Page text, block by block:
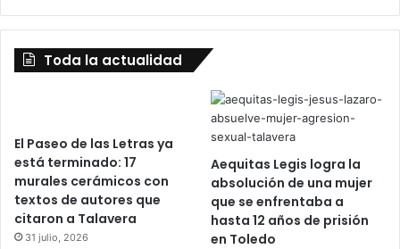
Toda la actualidad
El Paseo de las Letras ya
está terminado: 17
murales cerámicos con
textos de autores que
citaron a Talavera
31 julio, 2026
Aequitas Legis logra la
absolución de una mujer
que se enfrentaba a
hasta 12 años de prisión
en Toledo